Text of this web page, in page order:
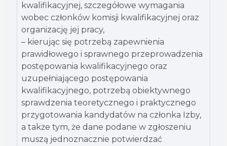
kwalifikacyjnej, szczegółowe wymagania
wobec członków komisji kwalifikacyjnej oraz
organizację jej pracy,
– kierując się potrzebą zapewnienia
prawidłowego i sprawnego przeprowadzenia
postępowania kwalifikacyjnego oraz
uzupełniającego postępowania
kwalifikacyjnego, potrzebą obiektywnego
sprawdzenia teoretycznego i praktycznego
przygotowania kandydatów na członka Izby,
a także tym, że dane podane w zgłoszeniu
muszą jednoznacznie potwierdzać